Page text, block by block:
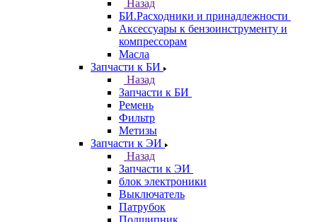
Назад
БИ.Расходники и принадлежности
Аксессуары к бензоинструменту и
компрессорам
Масла
Запчасти к БИ
Назад
Запчасти к БИ
Ремень
Фильтр
Метизы
Запчасти к ЭИ
Назад
Запчасти к ЭИ
блок электроники
Выключатель
Патрубок
Подшипник